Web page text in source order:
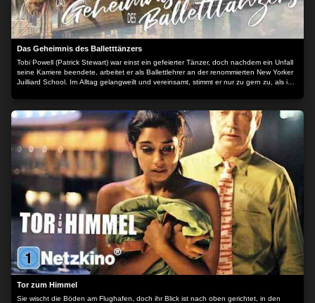
Das Geheimnis des Balletttänzers
Tobi Powell (Patrick Stewart) war einst ein gefeierter Tänzer, doch nachdem ein Unfall
seine Karriere beendete, arbeitet er als Ballettlehrer an der renommierten New Yorker
Juilliard School. Im Alltag gelangweilt und vereinsamt, stimmt er nur zu gern zu, als ihn
Lisa und ihrem Ehemann Mike von seinen wilden Jugendzeiten in der damaligen
ungestümen Künstlerkommune von Manhattan berichten. Zu Beginn ist der
Ballettlehrer geschmeichelt vom Interesse seiner Gesprächspartner, doch schon bald
entwickelt sich in der mit Erinnerungsstücken vollgestopften Wohnung ein Katz-und-
Maus-Spiel um Tobis Vergangenheit, in dem jeder eine Schuld trägt. Der Inhalt wird
bereitgestellt von: PLAION PICTURES GmbH, Lochhamer Str. 9, 82152
Planegg/München
Tor zum Himmel
Sie wischt die Böden am Flughafen, doch ihr Blick ist nach oben gerichtet, in den